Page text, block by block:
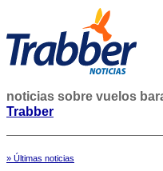
noticias sobre vuelos
Trabber
» Últimas noticias